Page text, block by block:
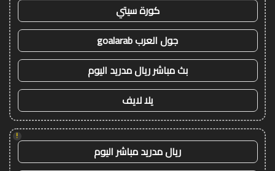
كورة سيتي
جول العرب goalarab
بث مباشر ريال مدريد اليوم
يلا لايف
!
ريال مدريد مباشر اليوم